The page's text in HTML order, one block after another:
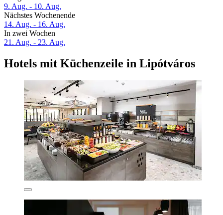
9. Aug. - 10. Aug.
Nächstes Wochenende
14. Aug. - 16. Aug.
In zwei Wochen
21. Aug. - 23. Aug.
Hotels mit Küchenzeile in Lipótváros